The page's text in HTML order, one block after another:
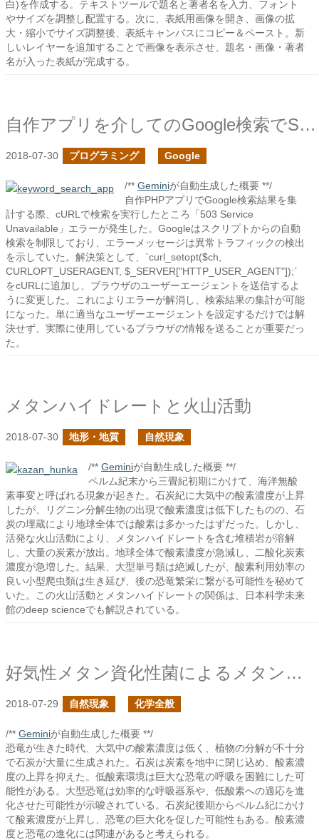
白)を作成する。テキストツールで題名と著者名を入力、フォント
やサイズを調整し配置する。次に、表紙用画像を開き、画像の拡
大・縮小でサイズ調整後、表紙キャンバスにコピー＆ペースト。新
しいレイヤーを追加することで画像を表示させ、題名・画像・著者
名が入った表紙が完成する。
自作アプリを介してのGoogle検索でService Unavailableになった
2018-07-30 プログラミング Google
/** Geminiが自動生成した概要 **/
自作PHPアプリでGoogle検索結果を集
計する際、cURLで検索を実行したところ「503 Service
Unavailable」エラーが発生した。Googleはスクリプトからの自動
検索を制限しており、エラーメッセージは異常トラフィックの検出
を示していた。解決策として、`curl_setopt($ch,
CURLOPT_USERAGENT, $_SERVER["HTTP_USER_AGENT"]);`
をcURLに追加し、ブラウザのユーザーエージェントを送信するよ
うに変更した。これによりエラーが解消し、検索結果の集計が可能
になった。単に適当なユーザーエージェントを設定するだけでは解
決せず、実際に使用しているブラウザの情報を送ることが重要だっ
た。
メタンハイドレートと火山活動
2018-07-30 地形・地質 自然現象
/** Geminiが自動生成した概要 **/
ペルム紀末から三畳紀初期にかけて、海洋無酸
素事変と呼ばれる現象が起きた。石炭紀に大気中の酸素濃度が上昇
したが、リグニン分解生物の出現で酸素濃度は低下したものの、石
炭の埋蔵により地球全体では酸素は多かったはずだった。しかし、
活発な火山活動により、メタンハイドレートを含む堆積岩が溶解
し、大量の炭素が放出。地球全体で酸素濃度が急減し、二酸化炭素
濃度が急増した。結果、大型単弓類は絶滅したが、酸素利用効率の
良い小型爬虫類は生き延び、後の恐竜繁栄に繋がる可能性を秘めて
いた。この火山活動とメタンハイドレートの関係は、日本科学未来
館のdeep scienceでも解説されている。
好気性メタン資化性菌によるメタンの酸化
2018-07-29 自然現象 化学全般
/** Geminiが自動生成した概要 **/
恐竜が生きた時代、大気中の酸素濃度は低く、植物の分解が不十分
で石炭が大量に生成された。石炭は炭素を地中に閉じ込め、酸素濃
度の上昇を抑えた。低酸素環境は巨大な恐竜の呼吸を困難にした可
能性がある。大型恐竜は効率的な呼吸器系や、低酸素への適応を進
化させた可能性が示唆されている。石炭紀後期からペルム紀にかけ
て酸素濃度が上昇し、恐竜の巨大化を促した可能性もある。酸素濃
度と恐竜の進化には関連があると考えられる。